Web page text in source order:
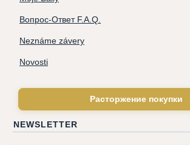
Вопрос-Ответ F.A.Q.
Neznáme závery
Novosti
Расторжение покупки
NEWSLETTER